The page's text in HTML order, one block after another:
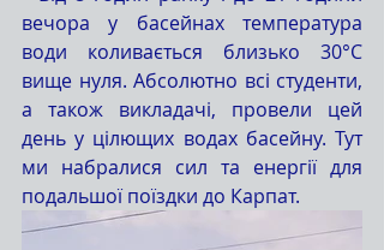
вечора у басейнах температура
води коливається близько 30°С
вище нуля. Абсолютно всі студенти,
а також викладачі, провели цей
день у цілющих водах басейну. Тут
ми набралися сил та енергії для
подальшої поїздки до Карпат.